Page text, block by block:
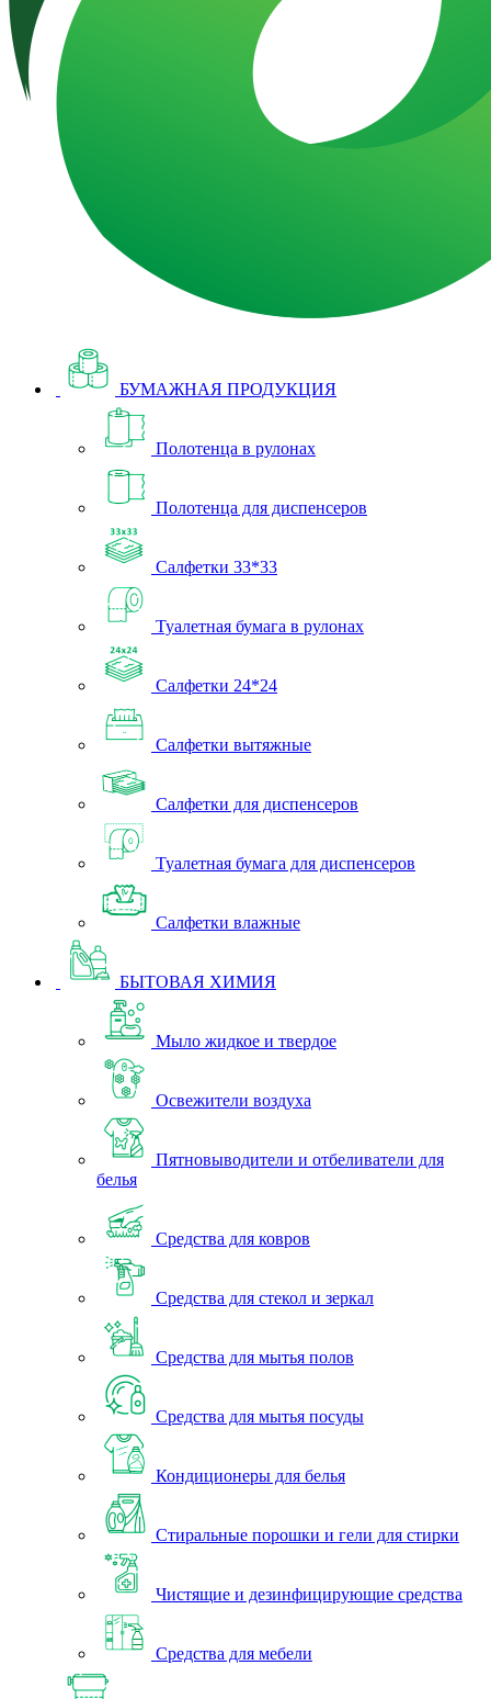
БУМАЖНАЯ ПРОДУКЦИЯ
Полотенца в рулонах
Полотенца для диспенсеров
Салфетки 33*33
Туалетная бумага в рулонах
Салфетки 24*24
Салфетки вытяжные
Салфетки для диспенсеров
Туалетная бумага для диспенсеров
Салфетки влажные
БЫТОВАЯ ХИМИЯ
Мыло жидкое и твердое
Освежители воздуха
Пятновыводители и отбеливатели для
белья
Средства для ковров
Средства для стекол и зеркал
Средства для мытья полов
Средства для мытья посуды
Кондиционеры для белья
Стиральные порошки и гели для стирки
Чистящие и дезинфицирующие средства
Средства для мебели